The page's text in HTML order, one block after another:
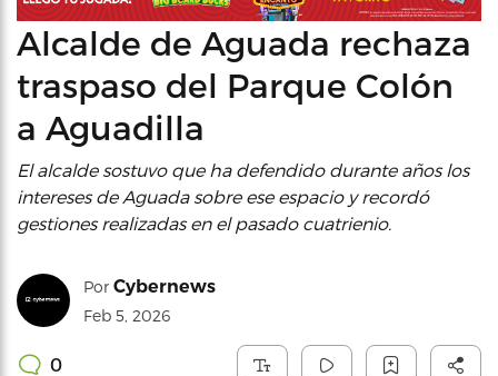
Alcalde de Aguada rechaza
traspaso del Parque Colón
a Aguadilla
El alcalde sostuvo que ha defendido durante años los
intereses de Aguada sobre ese espacio y recordó
gestiones realizadas en el pasado cuatrienio.
Por Cybernews
Feb 5, 2026
0